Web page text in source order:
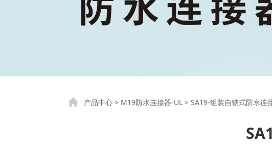
SA19-组装自锁式防
产品中心 > M19防水连接器-UL >SA19-组装自锁式防水连